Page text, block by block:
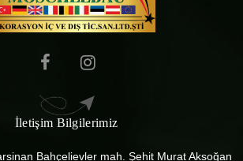
İletişim Bilgilerimiz
Bahçelievler mah. Şehit Murat Aksoğan